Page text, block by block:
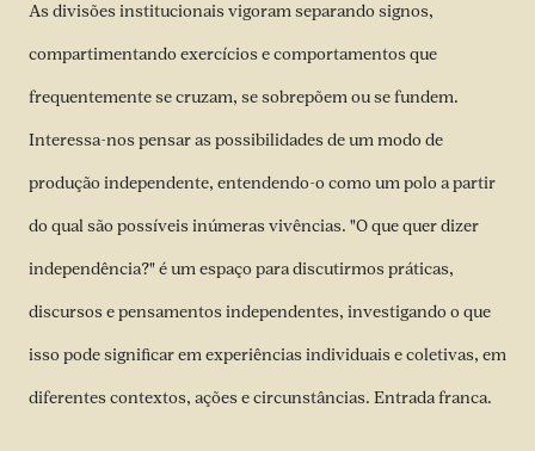
As divisões institucionais vigoram separando signos,
compartimentando exercícios e comportamentos que
frequentemente se cruzam, se sobrepõem ou se fundem.
Interessa-nos pensar as possibilidades de um modo de
produção independente, entendendo-o como um polo a partir
do qual são possíveis inúmeras vivências. "O que quer dizer
independência?" é um espaço para discutirmos práticas,
discursos e pensamentos independentes, investigando o que
isso pode significar em experiências individuais e coletivas, em
diferentes contextos, ações e circunstâncias. Entrada franca.